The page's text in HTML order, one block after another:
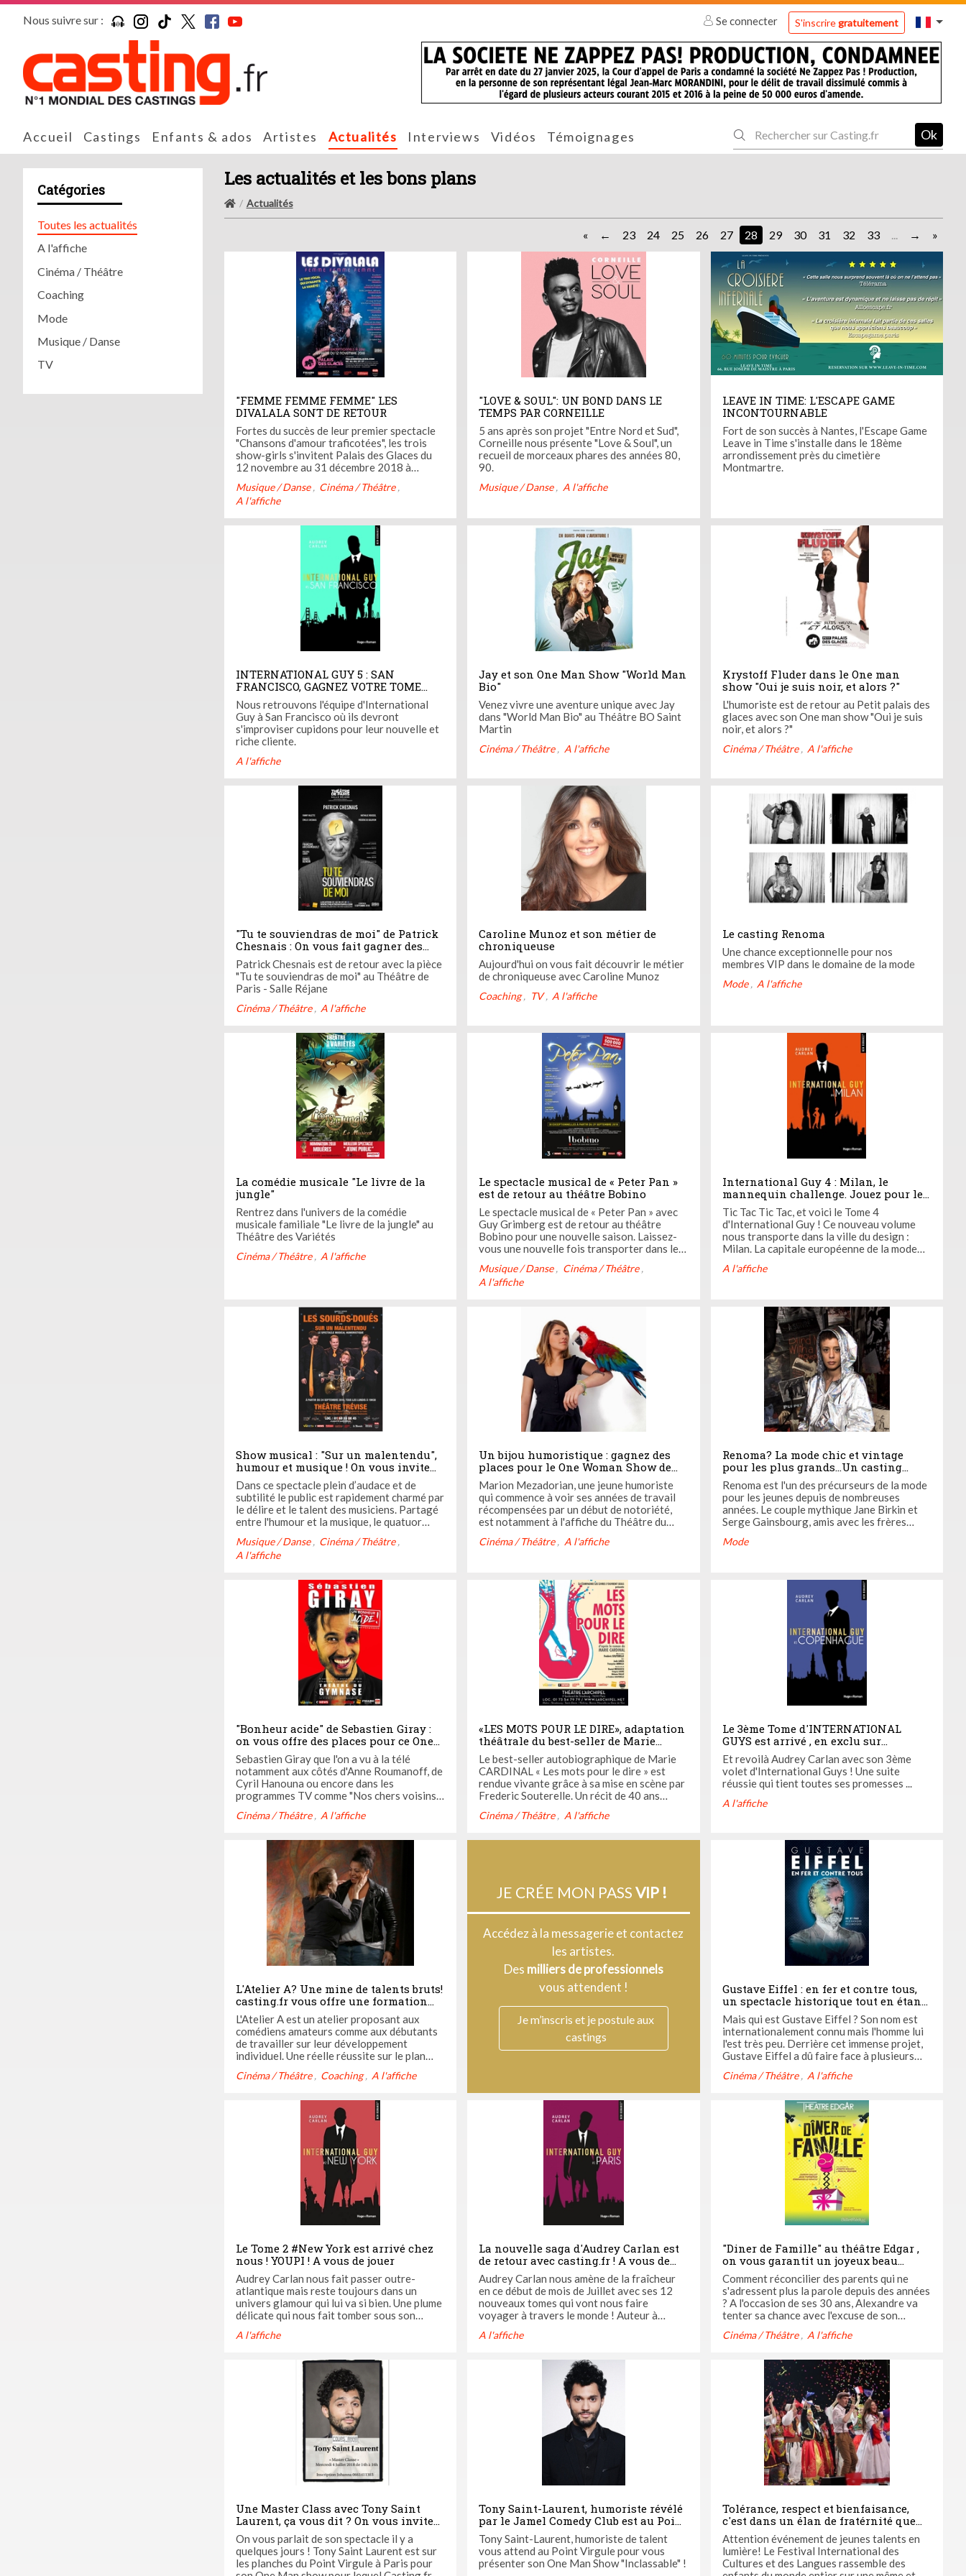
Nous suivre sur : Se connecter S'inscriregratuitement
Accueil Castings Enfants & ados Artistes Actualités Interviews Vidéos Témoignages Ok
Catégories
Toutes les actualités
A l'affiche
Cinéma / Théâtre
Coaching
Mode
Musique / Danse
TV
Les actualités et les bons plans
Actualités
« 23 24 25 26 27 28 29 30 31 32 33 ... »
"FEMME FEMME FEMME" LES
DIVALALA SONT DE RETOUR
Fortes du succès de leur premier spectacle
"Chansons d'amour traficotées", les trois
show-girls s'invitent Palais des Glaces du
12 novembre au 31 décembre 2018 à
spectacle humoristique : "Femme, femme,
femme".
Musique / Danse
Cinéma / Théâtre
A l'affiche
"LOVE & SOUL": UN BOND DANS LE
TEMPS PAR CORNEILLE
5 ans après son projet "Entre Nord et Sud",
Corneille nous présente "Love & Soul", un
recueil de morceaux phares des années 80,
90.
Musique / Danse A l'affiche
LEAVE IN TIME: L'ESCAPE GAME
INCONTOURNABLE
Fort de son succès à Nantes, l'Escape Game
Leave in Time s'installe dans le 18ème
arrondissement près du cimetière
Montmartre.
INTERNATIONAL GUY 5 : SAN
FRANCISCO, GAGNEZ VOTRE TOME
#JEUCONCOURS
Nous retrouvons l'équipe d'International
Guy à San Francisco où ils devront
s'improviser cupidons pour leur nouvelle et
riche cliente.
A l'affiche
Jay et son One Man Show "World Man
Bio"
Venez vivre une aventure unique avec Jay
dans "World Man Bio" au Théâtre BO Saint
Martin
Cinéma / Théâtre A l'affiche
Krystoff Fluder dans le One man
show "Oui je suis noir, et alors ?"
L'humoriste est de retour au Petit palais des
glaces avec son One man show "Oui je suis
noir, et alors ?"
Cinéma / Théâtre A l'affiche
"Tu te souviendras de moi" de Patrick
Chesnais : On vous fait gagner des
places !
Patrick Chesnais est de retour avec la pièce
"Tu te souviendras de moi" au Théâtre de
Paris - Salle Réjane
Cinéma / Théâtre A l'affiche
Caroline Munoz et son métier de
chroniqueuse
Aujourd'hui on vous fait découvrir le métier
de chroniqueuse avec Caroline Munoz
Coaching TV A l'affiche
Le casting Renoma
Une chance exceptionnelle pour nos
membres VIP dans le domaine de la mode
Mode A l'affiche
La comédie musicale "Le livre de la
jungle"
Rentrez dans l'univers de la comédie
musicale familiale "Le livre de la jungle" au
Théâtre des Variétés
Cinéma / Théâtre A l'affiche
Le spectacle musical de « Peter Pan »
est de retour au théâtre Bobino
Le spectacle musical de « Peter Pan » avec
Guy Grimberg est de retour au théâtre
Bobino pour une nouvelle saison. Laissez-
vous une nouvelle fois transporter dans le
comédiens, chanteurs et danseurs vous
attendent pour partager avec vous des
Musique / Danse
Cinéma / Théâtre
A l'affiche
International Guy 4 : Milan, le
mannequin challenge. Jouez pour le
lire !
Tic Tac Tic Tac, et voici le Tome 4
d'International Guy ! Ce nouveau volume
nous transporte dans la ville du design :
Milan. La capitale européenne de la mode
nouvelle mission : aider des mannequins
A l'affiche
Show musical : "Sur un malentendu",
humour et musique ! On vous invite
grâce à un jeu concours !
Dans ce spectacle plein d’audace et de
subtilité le public est rapidement charmé par
le délire et le talent des musiciens. Partagé
entre l'humour et la musique, le quatuor
conducteur à la lettre !
Musique / Danse
Cinéma / Théâtre
A l'affiche
Un bijou humoristique : gagnez des
places pour le One Woman Show de
Marion Mezadorian "Pépites"
Marion Mezadorian, une jeune humoriste
qui commence à voir ses années de travail
récompensées par un début de notoriété,
est notamment à l'affiche du Théâtre du
"Pépites"
Cinéma / Théâtre A l'affiche
Renoma? La mode chic et vintage
pour les plus grands...Un casting
sauvage est organisé à la rceherche
de son égérie, on vous aura prévénu!
Devenez la nouvelle égérie 2019 !
Renoma est l'un des précurseurs de la mode
pour les jeunes depuis de nombreuses
années. Le couple mythique Jane Birkin et
Serge Gainsbourg, amis avec les frères
une des plus grandes fiertés de l'artiste. Les
Mode
"Bonheur acide" de Sebastien Giray :
on vous offre des places pour ce One
Man Show hilarant !
Sebastien Giray que l'on a vu à la télé
notamment aux côtés d'Anne Roumanoff, de
Cyril Hanouna ou encore dans les
programmes TV comme "Nos chers voisins"
appréhensions et ses désirs.
Cinéma / Théâtre A l'affiche
«LES MOTS POUR LE DIRE», adaptation
théâtrale du best-seller de Marie
CARDINAL !
Le best-seller autobiographique de Marie
CARDINAL « Les mots pour le dire » est
rendue vivante grâce à sa mise en scène par
Frederic Souterelle. Un récit de 40 ans
Cardinale visionnaire ou juste une évolution
condition féminine dans les années 60 et les
Cinéma / Théâtre A l'affiche
Le 3ème Tome d'INTERNATIONAL
GUYS est arrivé , en exclu sur
casting.fr jouez pour gagner ...
Et revoilà Audrey Carlan avec son 3ème
volet d'International Guys ! Une suite
réussie qui tient toutes ses promesses ...
A l'affiche
L'Atelier A? Une mine de talents bruts!
casting.fr vous offre une formation
gratuite pour vous en ligne, c'est à
vous!
L'Atelier A est un atelier proposant aux
comédiens amateurs comme aux débutants
de travailler sur leur développement
individuel. Une réelle réussite sur le plan
ayant pour but de pousser le comédien au
l'atelier, Anissa Allali, met au service de
l'atelier, son joli ...
Cinéma / Théâtre Coaching A l'affiche
JE CRÉE MON PASSVIP !
Accédez à la messagerie et contactez
les artistes.
Des milliers de professionnels
vous attendent !
Je m’inscris et je postule aux
castings
Gustave Eiffel : en fer et contre tous,
un spectacle historique tout en étant
moderne !
Mais qui est Gustave Eiffel ? Son nom est
internationalement connu mais l'homme lui
l'est très peu. Derrière cet immense projet,
Gustave Eiffel a dû faire face à plusieurs
Cinéma / Théâtre A l'affiche
Le Tome 2 #New York est arrivé chez
nous ! YOUPI ! A vous de jouer
Audrey Carlan nous fait passer outre-
atlantique mais reste toujours dans un
univers glamour qui lui va si bien. Une plume
délicate qui nous fait tomber sous son
nous fait passer un moment relaxant. Faites
fait voyager de Paris, à New York et en
A l'affiche
La nouvelle saga d'Audrey Carlan est
de retour avec casting.fr ! A vous de
jouer
Audrey Carlan nous amène de la fraîcheur
en ce début de mois de Juillet avec ses 12
nouveaux tomes qui vont nous faire
voyager à travers le monde ! Auteur à
captivé des millions de spectateurs dans le
"International Guy", Audrey Carlan nous fait
A l'affiche
"Diner de Famille" au théâtre Edgar ,
on vous garantit un joyeux beau
moment de théâtre!
Comment réconcilier des parents qui ne
s'adressent plus la parole depuis des années
? A l'occasion de ses 30 ans, Alexandre va
tenter sa chance avec l'excuse de son
témoins de son mariage. Le diner de famille
Cinéma / Théâtre A l'affiche
Une Master Class avec Tony Saint
Laurent, ça vous dit ? On vous invite
aux cours Anna ​avec Casting.fr
​On vous parlait de son spectacle il y a
quelques jours ! Tony Saint Laurent est sur
les planches du Point Virgule à Paris pour
Tony Saint-Laurent, humoriste révélé
par le Jamel Comedy Club est au Point
Virgule et on vous invite!
Tony Saint-Laurent, humoriste de talent
vous attend au Point Virgule pour vous
présenter son One Man Show "Inclassable" !
Tolérance, respect et bienfaisance,
c'est dans un élan de fratérnité que
s'est créée la sublime Comédie
musicale du Festival des Cultures et
des Langues..
Attention événement de jeunes talents en
lumière! Le Festival International des
Cultures et des Langues rassemble des